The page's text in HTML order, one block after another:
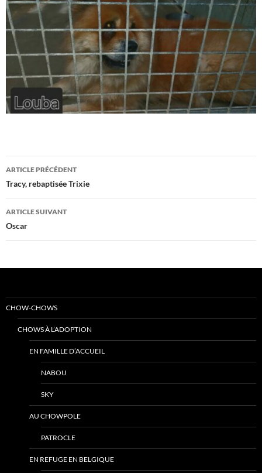
Navigation
des
articles
ARTICLE PRÉCÉDENT
Tracy, rebaptisée Trixie
ARTICLE SUIVANT
Oscar
CHOW-CHOWS
CHOWS À L’ADOPTION
EN FAMILLE D’ACCUEIL
NABOU
SKY
AU CHOWPOLE
PATROCLE
EN REFUGE EN BELGIQUE